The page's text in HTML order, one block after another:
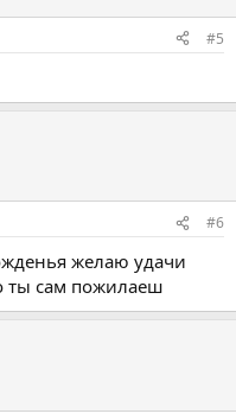
#5
#6
желаю удачи
ты сам пожилаеш